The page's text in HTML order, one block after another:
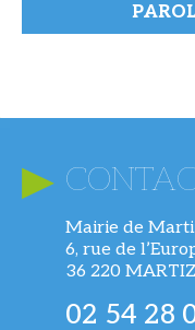
Mairie de
6, rue de
36 220
02 54 28